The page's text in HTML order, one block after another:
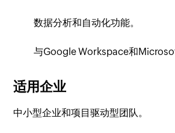
数据分析和自动化功能。
与Google Workspace和
适用企业
中小型企业和项目驱动型团队。